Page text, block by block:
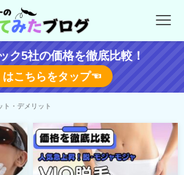
ク5社の価格を徹底比較！
はこちらをタップ☜
ト・デメリット